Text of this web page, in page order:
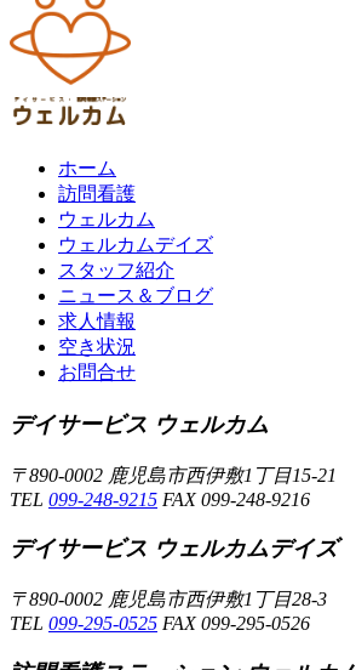
ホーム
訪問看護
ウェルカム
ウェルカムデイズ
スタッフ紹介
ニュース＆ブログ
求人情報
空き状況
お問合せ
デイサービス ウェルカム
〒890-0002 鹿児島市西伊敷1丁目15-21
TEL 099-248-9215 FAX 099-248-9216
デイサービス ウェルカムデイズ
〒890-0002 鹿児島市西伊敷1丁目28-3
TEL 099-295-0525 FAX 099-295-0526